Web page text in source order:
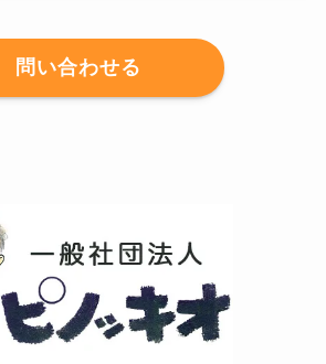
問い合わせる